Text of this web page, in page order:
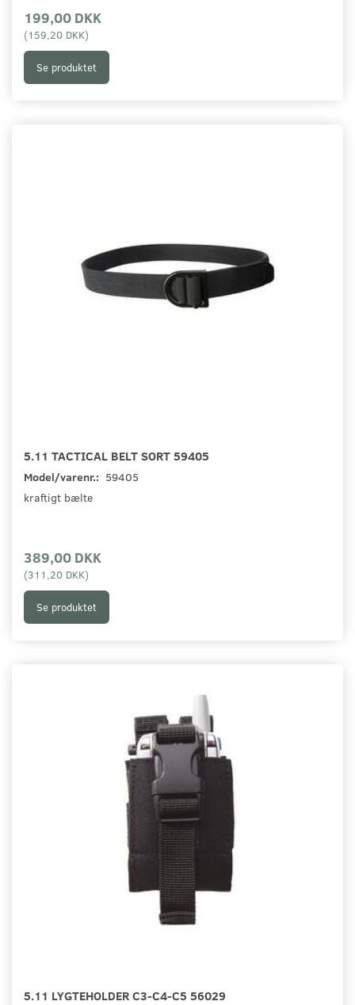
199,00 DKK
(159,20 DKK)
Se produktet
5.11 TACTICAL BELT SORT 59405
Model/varenr.: 59405
kraftigt bælte
389,00 DKK
(311,20 DKK)
Se produktet
5.11 LYGTEHOLDER C3-C4-C5 56029